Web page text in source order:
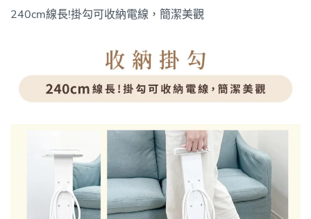
240cm線長!掛勾可收納電線，簡潔美觀